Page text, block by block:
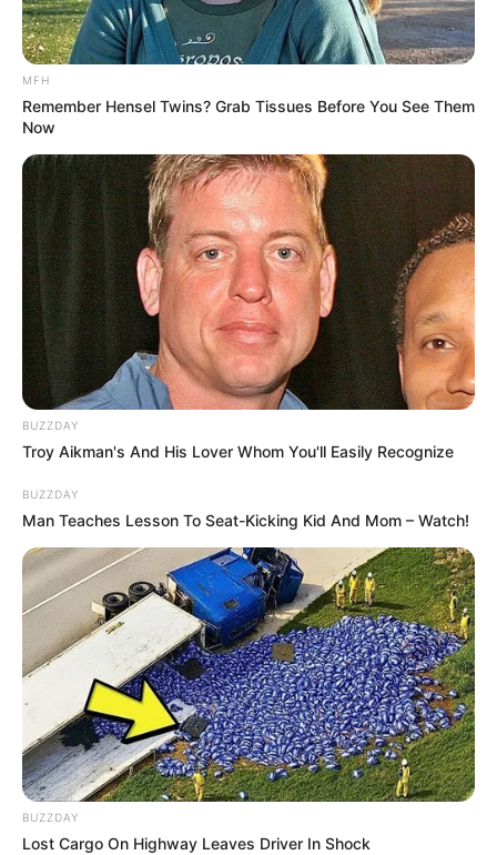
(foto: instagram/elegant_pet1)
9. Selain pakai dasi, ada juga yang disematkan
kalung pada lehernya. Mirip ibu-ibu komplek deh
MFH
Remember Hensel Twins? Grab Tissues Before You See Them
Now
BUZZDAY
Troy Aikman's And His Lover Whom You'll Easily Recognize
BUZZDAY
Man Teaches Lesson To Seat-Kicking Kid And Mom – Watch!
BUZZDAY
Lost Cargo On Highway Leaves Driver In Shock